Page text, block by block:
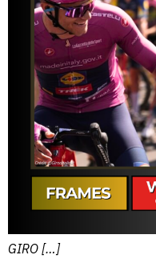
GIRO […]